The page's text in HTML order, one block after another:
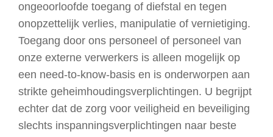
ongeoorloofde toegang of diefstal en tegen
onopzettelijk verlies, manipulatie of vernietiging.
Toegang door ons personeel of personeel van
onze externe verwerkers is alleen mogelijk op
een need-to-know-basis en is onderworpen aan
strikte geheimhoudingsverplichtingen. U begrijpt
echter dat de zorg voor veiligheid en beveiliging
slechts inspanningsverplichtingen naar beste